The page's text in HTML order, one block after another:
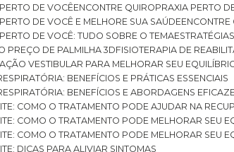
DE VOCÊ
ENCONTRE QUIROPRAXIA PERTO
DE VOCÊ E MELHORE SUA SAÚDE
DE VOCÊ: TUDO SOBRE O TEMA
PREÇO DE PALMILHA 3D
FISIOTERAPIA DE
VESTIBULAR PARA MELHORAR SEU
BENEFÍCIOS E PRÁTICAS ESSENCIAIS
BENEFÍCIOS E ABORDAGENS
COMO O TRATAMENTO PODE AJUDAR NA
COMO O TRATAMENTO PODE MELHORAR SEU
COMO O TRATAMENTO PODE MELHORAR SEU
DICAS PARA ALIVIAR SINTOMAS